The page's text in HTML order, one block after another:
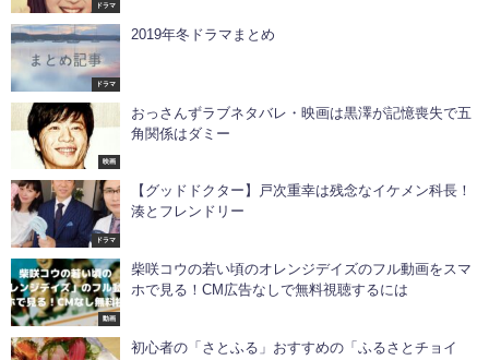
ドラマ
ドラマ
2019年冬ドラマまとめ
映画
おっさんずラブネタバレ・映画は黒澤が記憶喪失で五
角関係はダミー
ドラマ
【グッドドクター】戸次重幸は残念なイケメン科長！
湊とフレンドリー
動画
柴咲コウの若い頃のオレンジデイズのフル動画をスマ
ホで見る！CM広告なしで無料視聴するには
初心者の「さとふる」おすすめの「ふるさとチョイ